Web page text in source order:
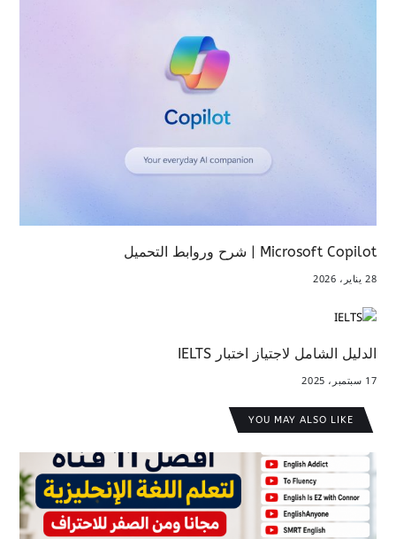
Microsoft Copilot | شرح وروابط التحميل
28 يناير، 2026
الدليل الشامل لاجتياز اختبار IELTS
17 سبتمبر، 2025
YOU MAY ALSO LIKE